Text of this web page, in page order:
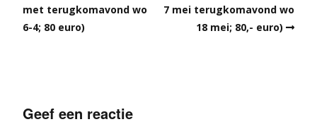
met terugkomavond wo
6-4; 80 euro)
7 mei terugkomavond wo
18 mei; 80,- euro)
Geef een reactie